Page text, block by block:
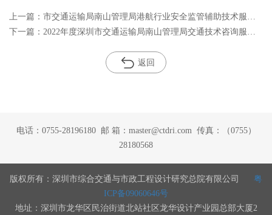
返回
电话：0755-28196180 邮 箱：master@ctdri.com 传真：（0755）
28180568
版权所有：深圳市综合交通与市政工程设计研究总院有限公司 粤
ICP备09060646号
地址：深圳市龙华区民治街道北站社区龙华设计产业园总部大厦2